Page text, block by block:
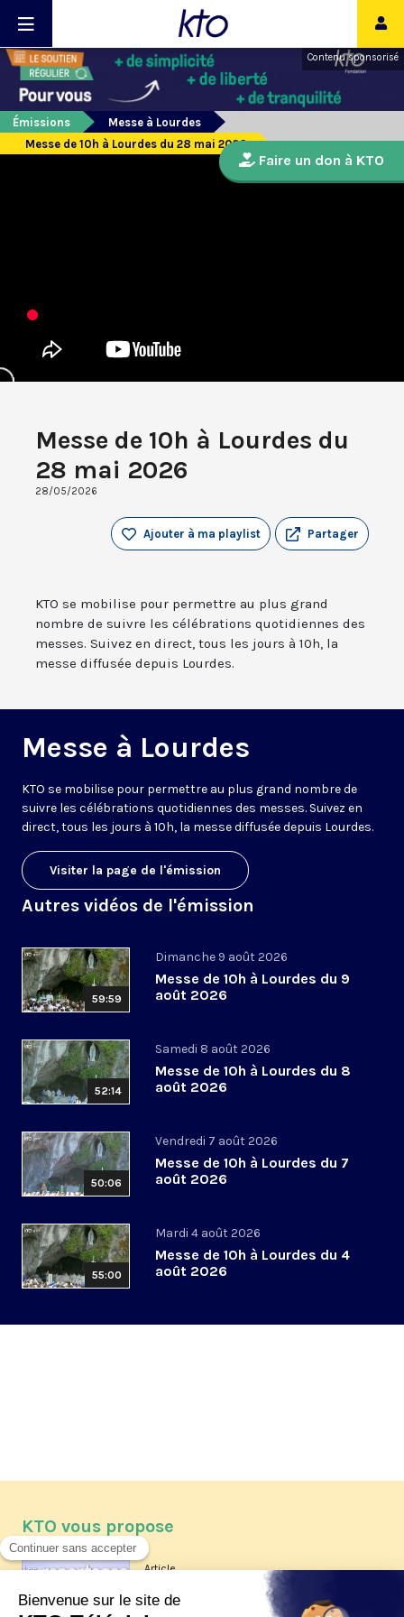
Contenu sponsorisé
Émissions
Messe à Lourdes
Messe de 10h à Lourdes du 28 mai 2026
Messe de 10h à Lourdes du
28 mai 2026
28/05/2026
Partager
Ajouter à ma playlist
KTO se mobilise pour permettre au plus grand
nombre de suivre les célébrations quotidiennes des
messes. Suivez en direct, tous les jours à 10h, la
messe diffusée depuis Lourdes.
Messe à Lourdes
KTO se mobilise pour permettre au plus grand nombre de
suivre les célébrations quotidiennes des messes. Suivez en
direct, tous les jours à 10h, la messe diffusée depuis Lourdes.
Visiter la page de l'émission
Autres vidéos de l'émission
59:59
Dimanche 9 août 2026
Messe de 10h à Lourdes du 9
août 2026
52:14
Samedi 8 août 2026
Messe de 10h à Lourdes du 8
août 2026
50:06
Vendredi 7 août 2026
Messe de 10h à Lourdes du 7
août 2026
55:00
Mardi 4 août 2026
Messe de 10h à Lourdes du 4
août 2026
Faire un don à KTO
KTO vous propose
Article
Les reportages d'été 2026 de KTO